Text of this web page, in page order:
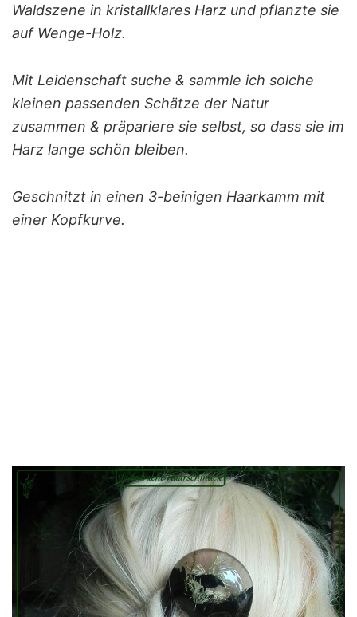
Waldszene in kristallklares Harz und pflanzte sie
auf Wenge-Holz.
Mit Leidenschaft suche & sammle ich solche
kleinen passenden Schätze der Natur
zusammen & präpariere sie selbst, so dass sie im
Harz lange schön bleiben.
Geschnitzt in einen 3-beinigen Haarkamm mit
einer Kopfkurve.